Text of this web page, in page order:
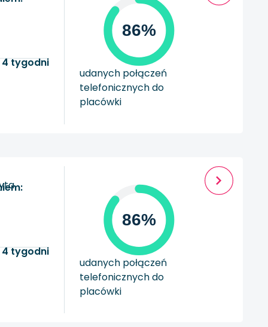
tygodni
86%
udanych połączeń
telefonicznych do
placówki
tygodni
86%
udanych połączeń
telefonicznych do
placówki